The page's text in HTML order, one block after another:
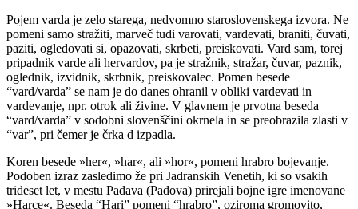
Pojem varda je zelo starega, nedvomno staroslovenskega izvora. Ne
pomeni samo stražiti, marveč tudi varovati, vardevati, braniti, čuvati,
paziti, ogledovati si, opazovati, skrbeti, preiskovati. Vard sam, torej
pripadnik varde ali hervardov, pa je stražnik, stražar, čuvar, paznik,
oglednik, izvidnik, skrbnik, preiskovalec. Pomen besede
“vard/varda” se nam je do danes ohranil v obliki vardevati in
vardevanje, npr. otrok ali živine. V glavnem je prvotna beseda
“vard/varda” v sodobni slovenščini okrnela in se preobrazila zlasti v
“var”, pri čemer je črka d izpadla.
Koren besede »her«, »har«, ali »hor«, pomeni hrabro bojevanje.
Podoben izraz zasledimo že pri Jadranskih Venetih, ki so vsakih
trideset let, v mestu Padava (Padova) prirejali bojne igre imenovane
»Harce«. Beseda “Hari” pomeni “hrabro”, oziroma gromovito,